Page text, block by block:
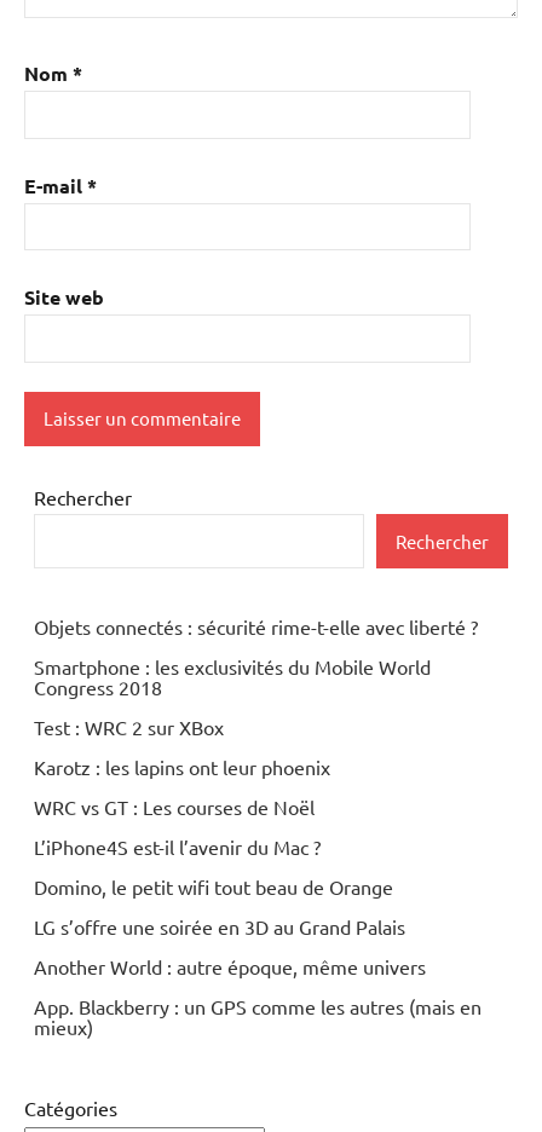
Nom *
E-mail*
Site web
Rechercher
Rechercher
Objets connectés : sécurité rime-t-elle avec liberté ?
Smartphone : les exclusivités du Mobile World
Congress 2018
Test : WRC 2 sur XBox
Karotz : les lapins ont leur phoenix
WRC vs GT : Les courses de Noël
L’iPhone4S est-il l’avenir du Mac ?
Domino, le petit wifi tout beau de Orange
LG s’offre une soirée en 3D au Grand Palais
Another World : autre époque, même univers
App. Blackberry : un GPS comme les autres (mais en
mieux)
Catégories